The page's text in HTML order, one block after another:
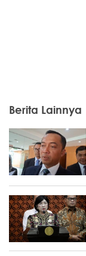
Berita Lainnya